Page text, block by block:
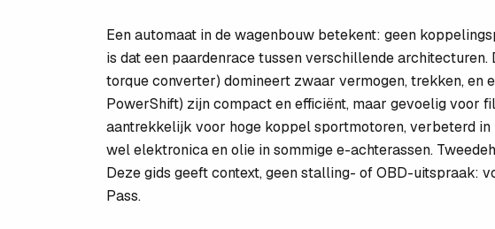
Een automaat in de wagenbouw betekent: geen
is dat een paardenrace tussen verschillende
torque converter) domineert zwaar vermogen, trekken, en
PowerShift) zijn compact en efficiënt, maar gevoelig voor
aantrekkelijk voor hoge koppel sportmotoren, verbeterd
wel elektronica en olie in sommige e-achterassen.
Deze gids geeft context, geen stalling- of OBD-uitspraak:
Pass.